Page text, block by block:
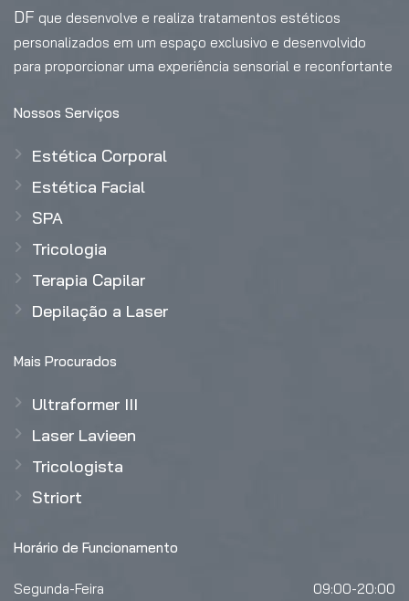
DF que desenvolve e realiza tratamentos estéticos
personalizados em um espaço exclusivo e desenvolvido
para proporcionar uma experiência sensorial e reconfortante
Nossos Serviços
Estética Corporal
Estética Facial
SPA
Tricologia
Terapia Capilar
Depilação a Laser
Mais Procurados
Ultraformer III
Laser Lavieen
Tricologista
Striort
Horário de Funcionamento
Segunda-Feira 09:00-20:00